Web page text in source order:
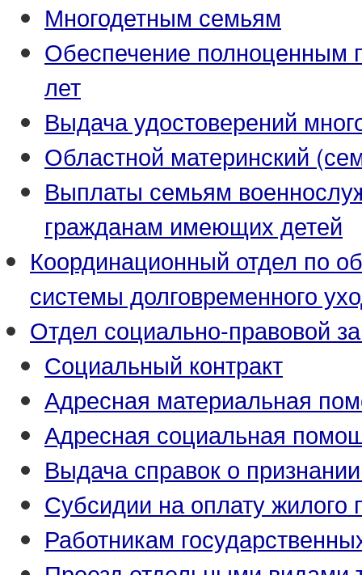
Многодетным семьям
Обеспечение полноценным
лет
Выдача удостоверений
Областной материнский
Выплаты семьям
гражданам имеющих детей
Координационный отдел по
системы долговременного
Отдел социально-правовой
Социальный контракт
Адресная материальная
Адресная социальная
Выдача справок о
Субсидии на оплату
Работникам